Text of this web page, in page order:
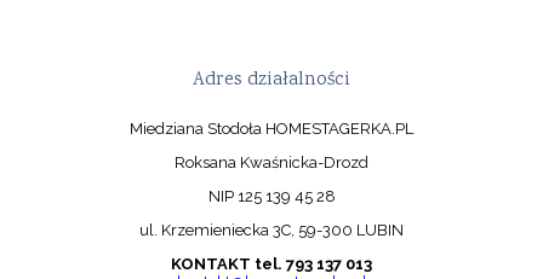
Adres działalności
Miedziana Stodoła HOMESTAGERKA.PL
Roksana Kwaśnicka-Drozd
NIP 125 139 45 28
ul. Krzemieniecka 3C, 59-300 LUBIN
KONTAKT tel. 793 137 013